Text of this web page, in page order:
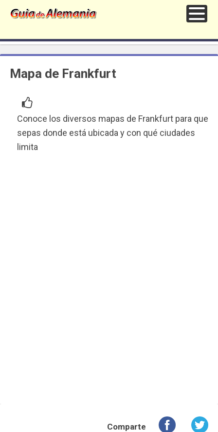
Mapa de Frankfurt
Conoce los diversos mapas de Frankfurt para que
sepas donde está ubicada y con qué ciudades
limita
Comparte